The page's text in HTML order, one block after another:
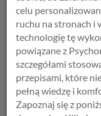
Czasem sen i
energii seksualnej.
✅Przyjrzyj się relacji.
Czy czujesz się
się emocjonalną
✅Zasięgnij pomocy
Psycholog,
Ci odnaleźć
celu
ruchu na stronach i
technologię tę
powiązane z
szczegółami
przepisami, które
pełną wiedzę i
Zapoznaj się z